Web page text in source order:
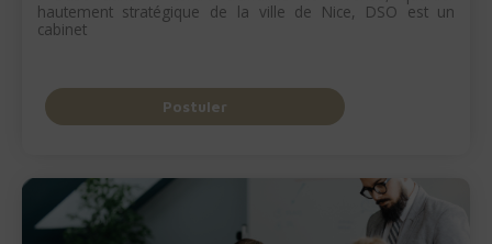
hautement stratégique de la ville de Nice, DSO est un
cabinet
Postuler